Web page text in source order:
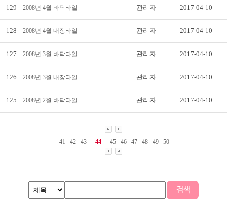
129 2008년 4월 바닥타일 관리자 2017-04-10
128 2008년 4월 내장타일 관리자 2017-04-10
127 2008년 3월 바닥타일 관리자 2017-04-10
126 2008년 3월 내장타일 관리자 2017-04-10
125 2008년 2월 바닥타일 관리자 2017-04-10
41 42 43 44 45 46 47 48 49 50